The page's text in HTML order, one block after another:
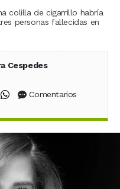
colilla de cigarrillo habría
personas fallecidas en
Cespedes
en Facebook
en X (Twitter)
Compartir en WhatsApp
Comentarios